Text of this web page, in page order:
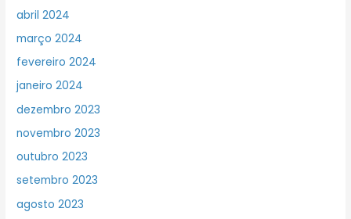
abril 2024
março 2024
fevereiro 2024
janeiro 2024
dezembro 2023
novembro 2023
outubro 2023
setembro 2023
agosto 2023